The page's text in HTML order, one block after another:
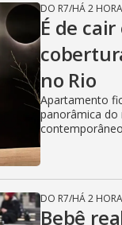
DO R7/HÁ 2
É de
no Rio
Apartamento
panorâmica
DO R7/HÁ 2
Bebê